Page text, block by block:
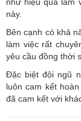
này.
Bên cạnh có khả
làm việc rất
yêu cầu đồng thời
Đặc biệt đội ngũ
luôn cam kết
đã cam kết với